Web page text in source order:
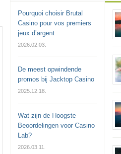
Pourquoi choisir Brutal
Casino pour vos premiers
jeux d’argent
2026.02.03.
De meest opwindende
promos bij Jacktop Casino
2025.12.18.
Wat zijn de Hoogste
Beoordelingen voor Casino
Lab?
2026.03.11.